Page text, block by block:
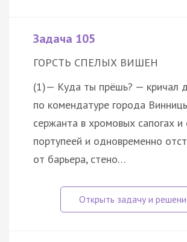
Задача 105
ГОРСТЬ СПЕЛЫХ ВИШЕН
(1)— Куда ты прёшь? — кричал
по комендатуре города
сержанта в хромовых сапогах и
портупеей и одновременно
от барьера, стено…